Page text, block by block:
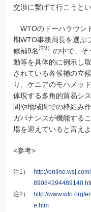
交渉に繋げて行こうと
WTOのドーハラウン
期WTO事務局長を選ぶ
候補9名注9） の中で、そ
動等を具体的に例示し
されている各候補の立
り、ケニアのモハメッ
体現する多角的貿易シ
間や地域間での枠組み
ガバナンスが機能する
場を迎えていると言え
<参考>
注1）
http://
注2）
http://www.wto.org/
e.htm